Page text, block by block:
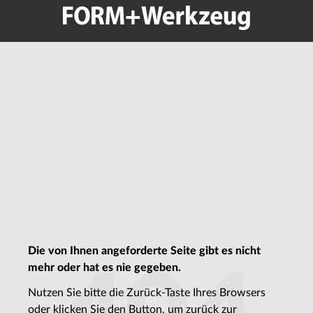
Die von Ihnen angeforderte Seite gibt es nicht
mehr oder hat es nie gegeben.
Nutzen Sie bitte die Zurück-Taste Ihres Browsers
oder klicken Sie den Button, um zurück zur